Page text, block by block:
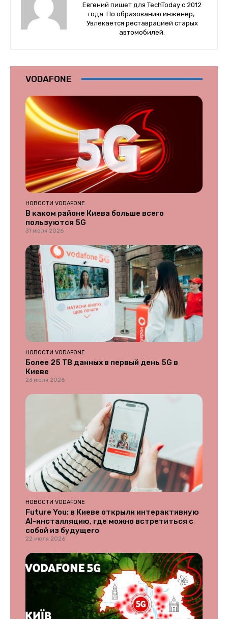
Евгений пишет для TechToday с 2012
года. По образованию инженер,.
Увлекается реставрацией старых
автомобилей.
VODAFONE
НОВОСТИ VODAFONE
В каком районе Киева больше всего
пользуются 5G
31 июля 2026
НОВОСТИ VODAFONE
Более 25 ТВ данных в первый день 5G в
Киеве
23 июля 2026
НОВОСТИ VODAFONE
Future You: в Киеве открыли интерактивную
AI-инсталляцию, где можно встретиться с
собой из будущего
22 июля 2026